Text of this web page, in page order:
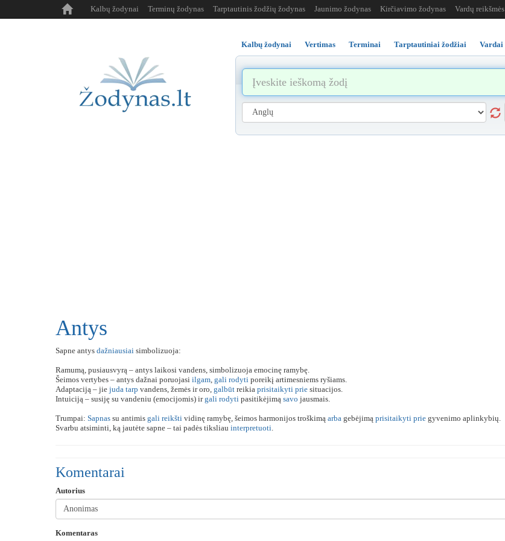
Kalbų žodynai Terminų žodynas Tarptautinis žodžių žodynas Jaunimo žodynas Kirčiavimo žodynas Vardų reikšmės
Kalbų žodynai Vertimas Terminai Tarptautiniai žodžiai Vardai
Antys
Sapne antys dažniausiai simbolizuoja:
Ramumą, pusiausvyrą – antys laikosi vandens, simbolizuoja emocinę ramybę.
Šeimos vertybes – antys dažnai poruojasi ilgam, gali rodyti poreikį artimesniems ryšiams.
Adaptaciją – jie juda tarp vandens, žemės ir oro, galbūt reikia prisitaikyti prie situacijos.
Intuiciją – susiję su vandeniu (emocijomis) irgali rodyti pasitikėjimą savo jausmais.
Trumpai: Sapnas su antimis gali reikšti vidinę ramybę, šeimos harmonijos troškimą arba gebėjimą prisitaikyti prie gyvenimo aplinkybių.
Svarbu atsiminti, ką jautėte sapne – tai padės tiksliau interpretuoti.
Komentarai
Autorius
Komentaras